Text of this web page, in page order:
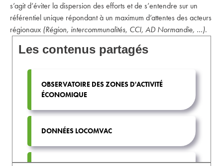
s’agit d’éviter la dispersion des efforts et de s’entendre sur un
référentiel unique répondant à un maximum d’attentes des acteurs
régionaux (Région, intercommunalités, CCI, AD Normandie, …).
Les contenus partagés
OBSERVATOIRE DES ZONES D'ACTIVITÉ
ÉCONOMIQUE
DONNÉES LOCOMVAC